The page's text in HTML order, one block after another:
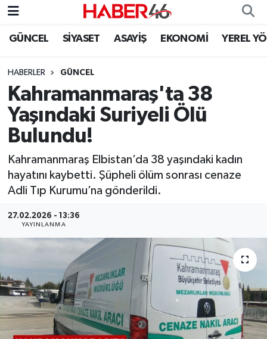
GÜNCEL SİYASET ASAYİŞ EKONOMİ YEREL
HABERLER GÜNCEL
Kahramanmaraş'ta 38
Yaşındaki Suriyeli Ölü
Bulundu!
Kahramanmaraş Elbistan’da 38 yaşındaki kadın
hayatını kaybetti. Şüpheli ölüm sonrası cenaze
Adli Tıp Kurumu’na gönderildi.
27.02.2026 - 13:36
YAYINLANMA
GÜNCEL
SİYASET
EKONOMİ
SPOR
YAŞAM
TEKNOLOJİ
SAĞLIK
İLÇE HABERLERİ
KÜLTÜR-SANAT
Nöbetçi Eczaneler
Hava Durumu
Kahramanmaraş Namaz Vakitleri
Trafik Durumu
Süper Lig Puan Durumu ve Fikstür
Tüm Manşetler
Son Dakika Haberleri
Haber Arşivi